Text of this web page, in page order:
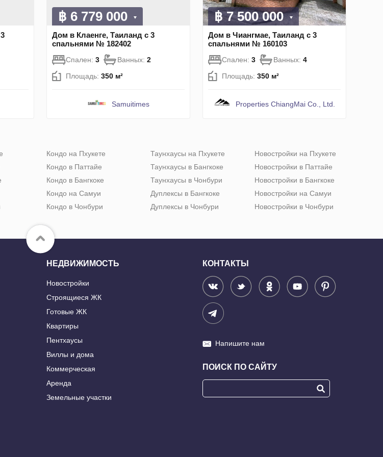
฿ 6 779 000
Дом в Клаенге, Таиланд с 3
спальнями № 182402
Спален: 3 Ванных: 2
Площадь: 350 м²
Samuitimes
฿ 7 500 000
Дом в Чиангмае, Таиланд с 3
спальнями № 160103
Спален: 3 Ванных: 4
Площадь: 350 м²
Properties ChiangMai Co., Ltd.
Кондо на Пхукете
Кондо в Паттайе
Кондо в Бангкоке
Кондо на Самуи
Кондо в Чонбури
Таунхаусы на Пхукете
Таунхаусы в Бангкоке
Таунхаусы в Чонбури
Дуплексы в Бангкоке
Дуплексы в Чонбури
Новостройки на Пхукете
Новостройки в Паттайе
Новостройки в Бангкоке
Новостройки на Самуи
Новостройки в Чонбури
НЕДВИЖИМОСТЬ
Новостройки
Строящиеся ЖК
Готовые ЖК
Квартиры
Пентхаусы
Виллы и дома
Коммерческая
Аренда
Земельные участки
КОНТАКТЫ
Напишите нам
ПОИСК ПО САЙТУ